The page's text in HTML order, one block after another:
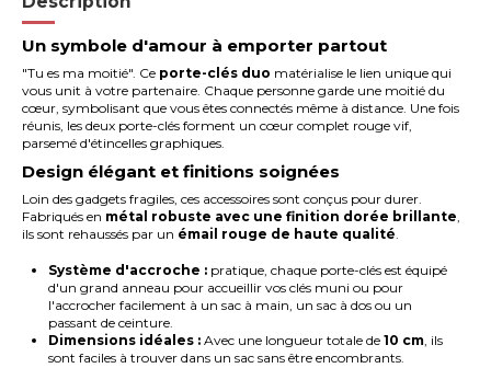
Un symbole d'amour à emporter partout
"Tu es ma moitié". Ce porte-clés duo matérialise le lien unique qui
vous unit à votre partenaire. Chaque personne garde une moitié du
cœur, symbolisant que vous êtes connectés même à distance. Une fois
réunis, les deux porte-clés forment un cœur complet rouge vif,
parsemé d'étincelles graphiques.
Design élégant et finitions soignées
Loin des gadgets fragiles, ces accessoires sont conçus pour durer.
Fabriqués en métal robuste avec une finition dorée brillante,
ils sont rehaussés par un émail rouge de haute qualité.
Système d'accroche : pratique, chaque porte-clés est équipé
d'un grand anneau pour accueillir vos clés muni ou pour
l'accrocher facilement à un sac à main, un sac à dos ou un
passant de ceinture.
Dimensions idéales : Avec une longueur totale de10 cm, ils
sont faciles à trouver dans un sac sans être encombrants.